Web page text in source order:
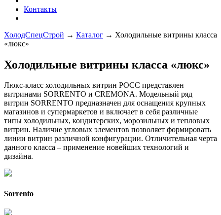
Контакты
ХолодСпецСтрой → Каталог → Холодильные витрины класса
«люкс»
Холодильные витрины класса «люкс»
Люкс-класс холодильных витрин РОСС представлен
витринами SORRENTO и CREMONA. Модельный ряд
витрин SORRENTO предназначен для оснащения крупных
магазинов и супермаркетов и включает в себя различные
типы холодильных, кондитерских, морозильных и тепловых
витрин. Наличие угловых элементов позволяет формировать
линии витрин различной конфигурации. Отличительная черта
данного класса – применение новейших технологий и
дизайна.
Sorrento